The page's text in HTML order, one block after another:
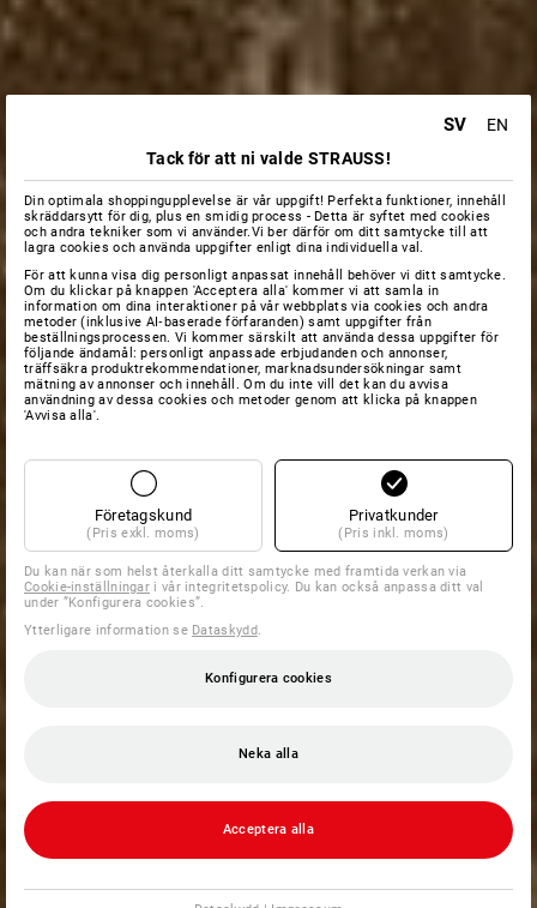
SV
EN
Tack för att ni valde STRAUSS!
Din optimala shoppingupplevelse är vår uppgift! Perfekta funktioner, innehåll
skräddarsytt för dig, plus en smidig process - Detta är syftet med cookies
och andra tekniker som vi använder.Vi ber därför om ditt samtycke till att
lagra cookies och använda uppgifter enligt dina individuella val.
För att kunna visa dig personligt anpassat innehåll behöver vi ditt samtycke.
Om du klickar på knappen 'Acceptera alla' kommer vi att samla in
information om dina interaktioner på vår webbplats via cookies och andra
metoder (inklusive AI‑baserade förfaranden) samt uppgifter från
beställningsprocessen. Vi kommer särskilt att använda dessa uppgifter för
följande ändamål: personligt anpassade erbjudanden och annonser,
träffsäkra produktrekommendationer, marknadsundersökningar samt
mätning av annonser och innehåll. Om du inte vill det kan du avvisa
användning av dessa cookies och metoder genom att klicka på knappen
'Avvisa alla'.
Företagskund
(Pris exkl. moms)
Privatkunder
(Pris inkl. moms)
Du kan när som helst återkalla ditt samtycke med framtida verkan via
Cookie-inställningar i vår integritetspolicy. Du kan också anpassa ditt val
under ”Konfigurera cookies”.
Ytterligare information se Dataskydd.
Konfigurera cookies
Neka alla
Acceptera alla